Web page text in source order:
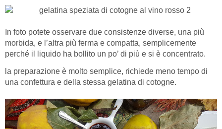
In foto potete osservare due consistenze diverse, una più
morbida, e l’altra più ferma e compatta, semplicemente
perché il liquido ha bollito un po’ di più e si è concentrato.
la preparazione è molto semplice, richiede meno tempo di
una confettura e della stessa gelatina di cotogne.